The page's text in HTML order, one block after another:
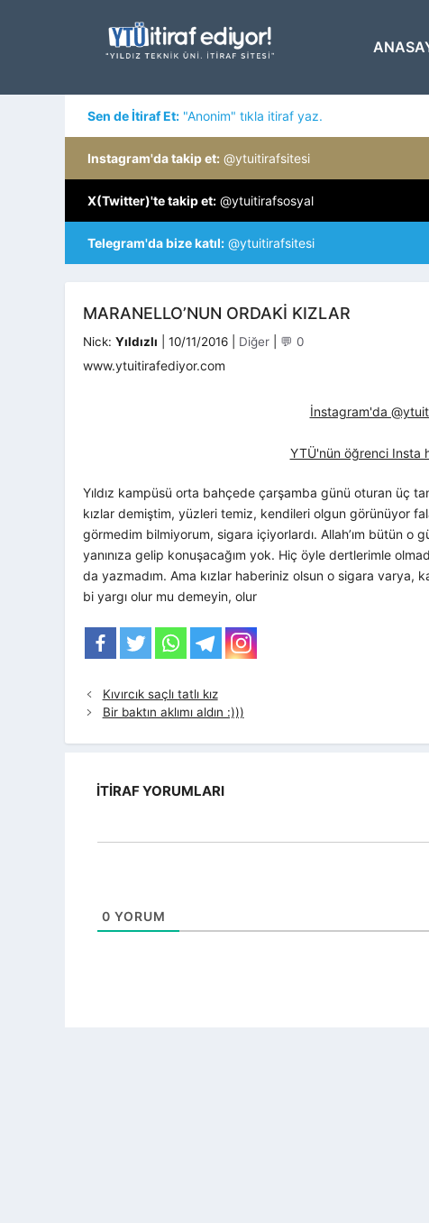
Sen de İtiraf Et: "Anonim" tıkla itiraf yaz.
Instagram'da takip et: @ytuitirafsitesi
X(Twitter)'te takip et: @ytuitirafsosyal
Telegram'da bize katıl: @ytuitirafsitesi
MARANELLO’NUN ORDAKI KIZLAR
Nick: Yıldızlı 10/11/2016 Kategoriler
Diğer 💬 0
www.ytuitirafediyor.com
İnstagram'da
YTÜ'nün öğrenci Insta
Yıldız kampüsü orta bahçede çarşamba günü oturan üç
kızlar demiştim, yüzleri temiz, kendileri olgun görünüyor
görmedim bilmiyorum, sigara içiyorlardı. Allah’ım bütün o
yanınıza gelip konuşacağım yok. Hiç öyle dertlerimle
da yazmadım. Ama kızlar haberiniz olsun o sigara varya,
bi yargı olur mu demeyin, olur
Kıvırcık saçlı tatlı kız
Bir baktın aklımı aldın :)))
İTIRAF YORUMLARI
0 YORUM